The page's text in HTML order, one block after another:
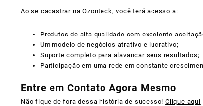
Ao se cadastrar na Ozonteck, você terá acesso a:
Produtos de alta qualidade com excelente
Um modelo de negócios atrativo e lucrativo;
Suporte completo para alavancar seus resultados;
Participação em uma rede em constante
Entre em Contato Agora Mesmo
Não fique de fora dessa história de sucesso!Clique aqui